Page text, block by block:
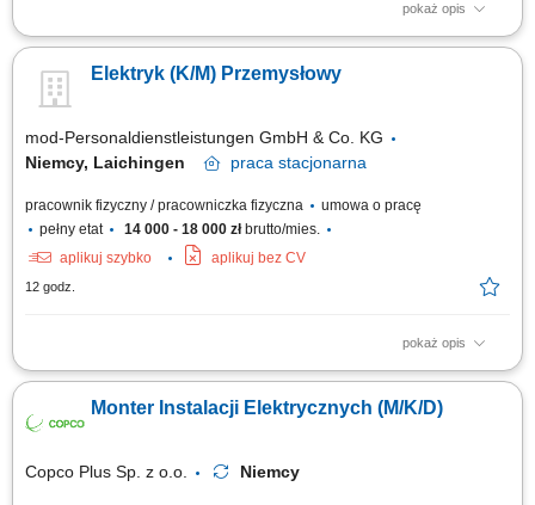
pokaż opis
Zakres obowiązków: Montaż i modernizacja elektrycznych instalacji
Elektryk (K/M) Przemysłowy
mod-Personaldienstleistungen GmbH & Co. KG
Niemcy, Laichingen
praca stacjonarna
pracownik fizyczny / pracowniczka fizyczna
umowa o pracę
pełny etat
14 000 - 18 000 złbrutto/mies.
aplikuj szybko
aplikuj bez CV
12 godz.
pokaż opis
Realizacja montażu i uruchamiania przemysłowych instalacji
sterowniczych oraz rozdzielni elektrycznych zgodnie z
dokumentacją.Układanie i podłączanie tras kablowych oraz okablowania
Monter Instalacji Elektrycznych (M/K/D)
Copco Plus Sp. z o.o. Niemcy